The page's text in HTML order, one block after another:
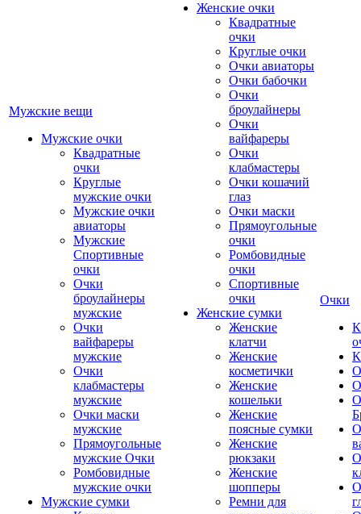
Мужские вещи
Мужские очки
Квадратные
очки
Круглые
мужские очки
Мужские очки
авиаторы
Мужские
Спортивные
очки
Очки
броулайнеры
мужские
Очки
вайфареры
мужские
Очки
клабмастеры
мужские
Очки маски
мужские
Прямоугольные
мужские Очки
Ромбовидные
мужские очки
Мужские сумки
Женские очки
Квадратные
очки
Круглые очки
Очки авиаторы
Очки бабочки
Очки
броулайнеры
Очки
вайфареры
Очки
клабмастеры
Очки кошачий
глаз
Очки маски
Прямоугольные
очки
Ромбовидные
очки
Спортивные
очки
Женские сумки
Женские
клатчи
Женские
косметички
Женские
кошельки
Женские
поясные сумки
Женские
рюкзаки
Женские
шопперы
Ремни для
Очки